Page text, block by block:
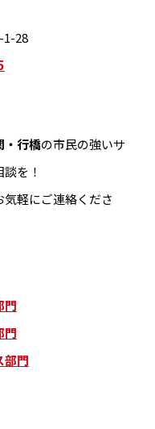
1-28
・行橋の市民の強いサ
を！
気軽にご連絡くださ
門
門
部門